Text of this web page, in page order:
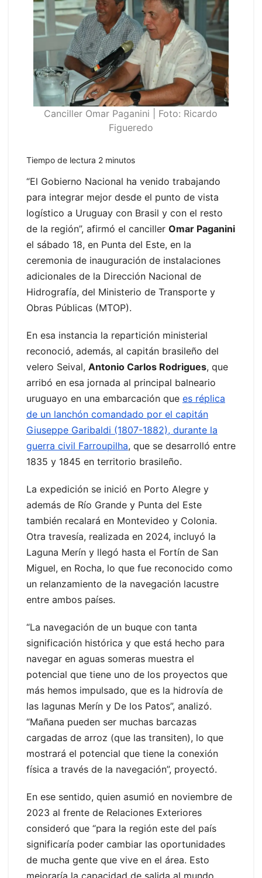
Canciller Omar Paganini | Foto: Ricardo
Figueredo
Tiempo de lectura 2 minutos
“El Gobierno Nacional ha venido trabajando
para integrar mejor desde el punto de vista
logístico a Uruguay con Brasil y con el resto
de la región”, afirmó el canciller Omar Paganini
el sábado 18, en Punta del Este, en la
ceremonia de inauguración de instalaciones
adicionales de la Dirección Nacional de
Hidrografía, del Ministerio de Transporte y
Obras Públicas (MTOP).
En esa instancia la repartición ministerial
reconoció, además, al capitán brasileño del
velero Seival, Antonio Carlos Rodrigues, que
arribó en esa jornada al principal balneario
uruguayo en una embarcación que es réplica
de un lanchón comandado por el capitán
Giuseppe Garibaldi (1807-1882), durante la
guerra civil Farroupilha, que se desarrolló entre
1835 y 1845 en territorio brasileño.
La expedición se inició en Porto Alegre y
además de Río Grande y Punta del Este
también recalará en Montevideo y Colonia.
Otra travesía, realizada en 2024, incluyó la
Laguna Merín y llegó hasta el Fortín de San
Miguel, en Rocha, lo que fue reconocido como
un relanzamiento de la navegación lacustre
entre ambos países.
“La navegación de un buque con tanta
significación histórica y que está hecho para
navegar en aguas someras muestra el
potencial que tiene uno de los proyectos que
más hemos impulsado, que es la hidrovía de
las lagunas Merín y De los Patos”, analizó.
“Mañana pueden ser muchas barcazas
cargadas de arroz (que las transiten), lo que
mostrará el potencial que tiene la conexión
física a través de la navegación”, proyectó.
En ese sentido, quien asumió en noviembre de
2023 al frente de Relaciones Exteriores
consideró que “para la región este del país
significaría poder cambiar las oportunidades
de mucha gente que vive en el área. Esto
mejoraría la capacidad de salida al mundo